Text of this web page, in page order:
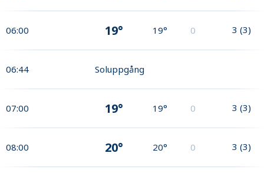
06:00 19° 19° 0 3 (3)
06:44 Soluppgång
07:00 19° 19° 0 3 (3)
08:00 20° 20° 0 3 (3)